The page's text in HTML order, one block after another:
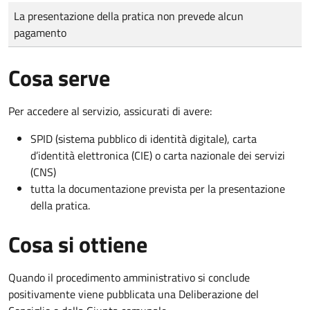
Tipo di pagamento
Importo
La presentazione della pratica non prevede alcun
pagamento
Cosa serve
Per accedere al servizio, assicurati di avere:
SPID (sistema pubblico di identità digitale), carta
d’identità elettronica (CIE) o carta nazionale dei servizi
(CNS)
tutta la documentazione prevista per la presentazione
della pratica.
Cosa si ottiene
Quando il procedimento amministrativo si conclude
positivamente viene pubblicata una Deliberazione del